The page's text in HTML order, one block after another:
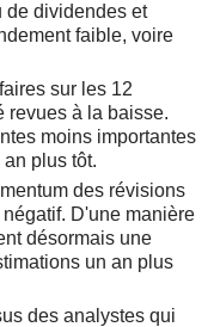
de dividendes et
faible, voire
sur les 12
revues à la baisse.
moins importantes
plus tôt.
des révisions
D'une manière
désormais une
un an plus
des analystes qui